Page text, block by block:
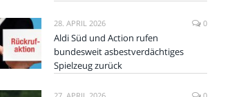
28. APRIL 2026 0
Aldi Süd und Action rufen
bundesweit asbestverdächtiges
Spielzeug zurück